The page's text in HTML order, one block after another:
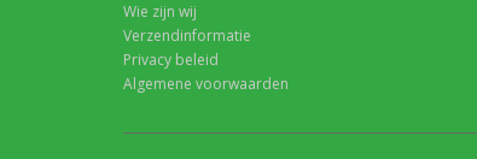
Wie zijn wij
Verzendinformatie
Privacy beleid
Algemene voorwaarden